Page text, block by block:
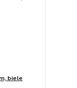
biele